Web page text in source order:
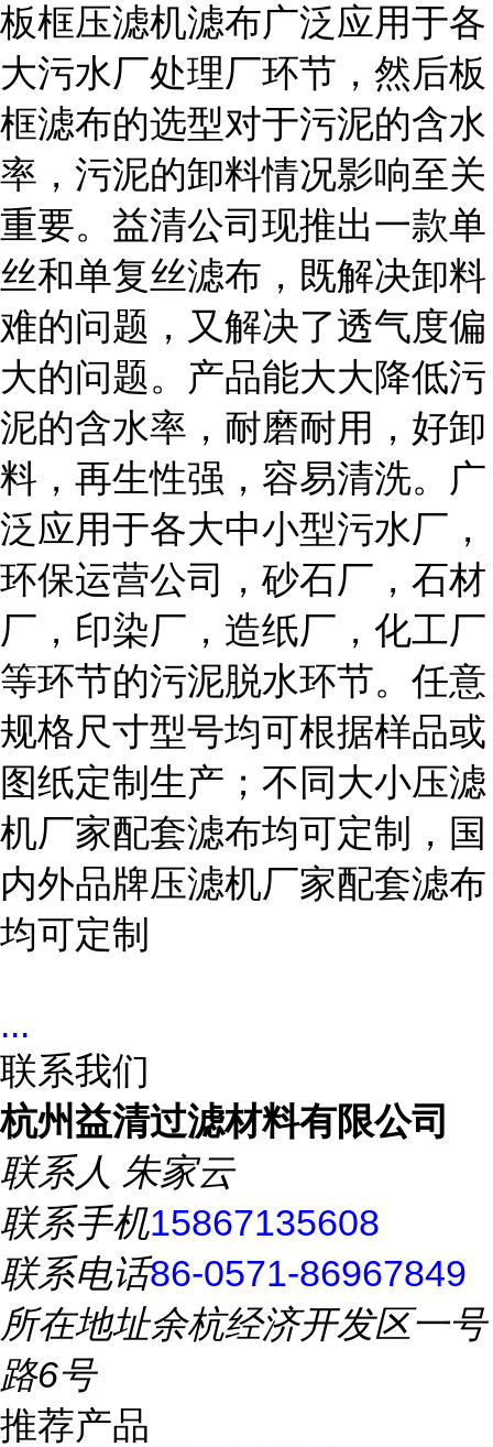
板框压滤机滤布广泛应用于各
大污水厂处理厂环节，然后板
框滤布的选型对于污泥的含水
率，污泥的卸料情况影响至关
重要。益清公司现推出一款单
丝和单复丝滤布，既解决卸料
难的问题，又解决了透气度偏
大的问题。产品能大大降低污
泥的含水率，耐磨耐用，好卸
料，再生性强，容易清洗。广
泛应用于各大中小型污水厂，
环保运营公司，砂石厂，石材
厂，印染厂，造纸厂，化工厂
等环节的污泥脱水环节。任意
规格尺寸型号均可根据样品或
图纸定制生产；不同大小压滤
机厂家配套滤布均可定制，国
内外品牌压滤机厂家配套滤布
均可定制
...
联系我们
杭州益清过滤材料有限公司
联系人 朱家云
联系手机15867135608
联系电话86-0571-86967849
所在地址余杭经济开发区一号
路6号
推荐产品